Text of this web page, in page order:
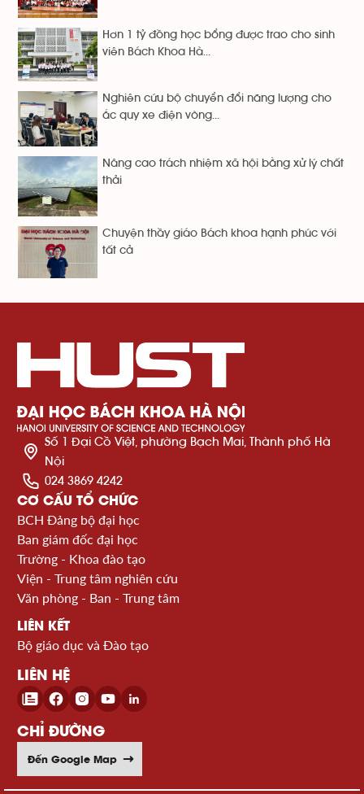
Hơn 1 tỷ đồng học bổng được trao cho sinh
viên Bách Khoa Hà...
Nghiên cứu bộ chuyển đổi năng lượng cho
ắc quy xe điện vòng...
Nâng cao trách nhiệm xã hội bằng xử lý chất
thải
Chuyện thầy giáo Bách khoa hạnh phúc với
tất cả
Số 1 Đại Cồ Việt, phường Bạch Mai, Thành phố Hà
Nội
024 3869 4242
CƠ CẤU TỔ CHỨC
BCH Đảng bộ đại học
Ban giám đốc đại học
Trường - Khoa đào tạo
Viện - Trung tâm nghiên cứu
Văn phòng - Ban - Trung tâm
LIÊN KẾT
Bộ giáo dục và Đào tạo
LIÊN HỆ
CHỈ ĐƯỜNG
Đến Google Map